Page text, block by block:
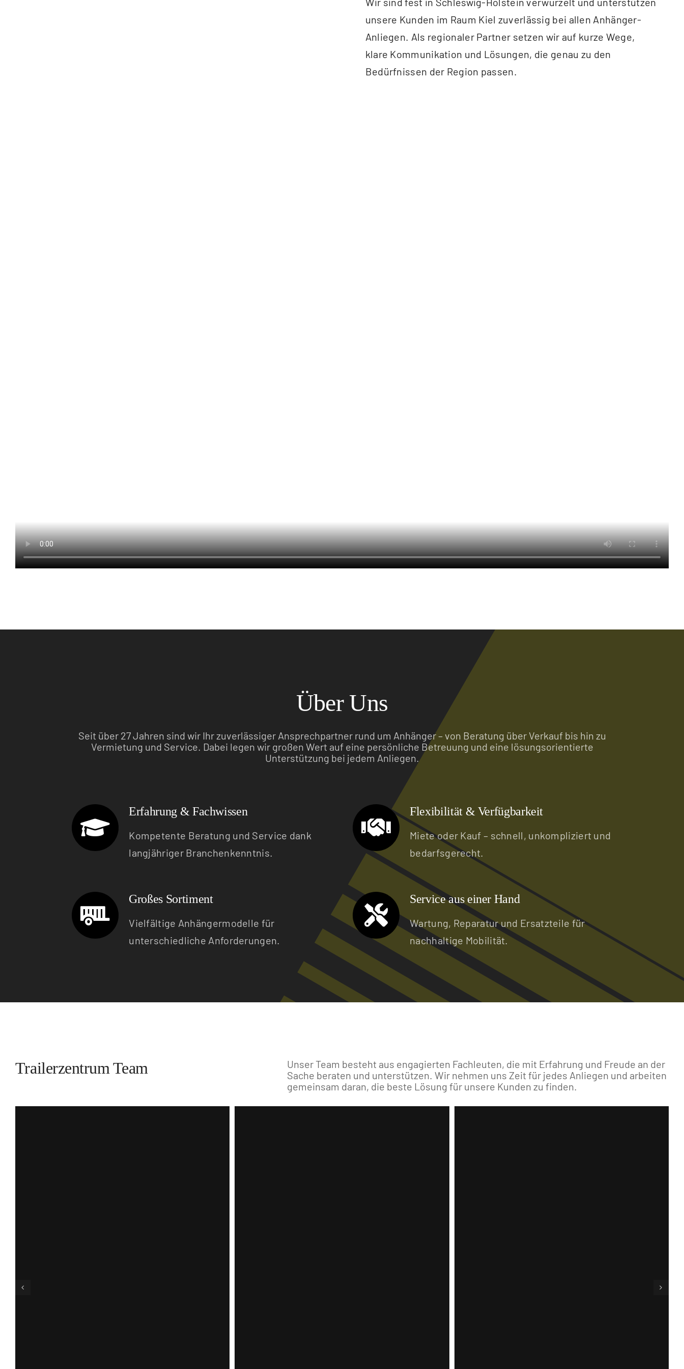
unsere Kunden im Raum Kiel zuverlässig bei allen Anhänger-
Anliegen. Als regionaler Partner setzen wir auf kurze Wege,
klare Kommunikation und Lösungen, die genau zu den
Bedürfnissen der Region passen.
Über Uns
Seit über 27 Jahren sind wir Ihr zuverlässiger Ansprechpartner rund um Anhänger – von Beratung über Verkauf bis hin zu
Vermietung und Service. Dabei legen wir großen Wert auf eine persönliche Betreuung und eine lösungsorientierte
Unterstützung bei jedem Anliegen.
Erfahrung & Fachwissen
Kompetente Beratung und Service dank
langjähriger Branchenkenntnis.
Großes Sortiment
Vielfältige Anhängermodelle für
unterschiedliche Anforderungen.
Flexibilität & Verfügbarkeit
Miete oder Kauf – schnell, unkompliziert und
bedarfsgerecht.
Service aus einer Hand
Wartung, Reparatur und Ersatzteile für
nachhaltige Mobilität.
Trailerzentrum Team
Unser Team besteht aus engagierten Fachleuten, die mit Erfahrung und Freude an der
Sache beraten und unterstützen. Wir nehmen uns Zeit für jedes Anliegen und arbeiten
gemeinsam daran, die beste Lösung für unsere Kunden zu finden.